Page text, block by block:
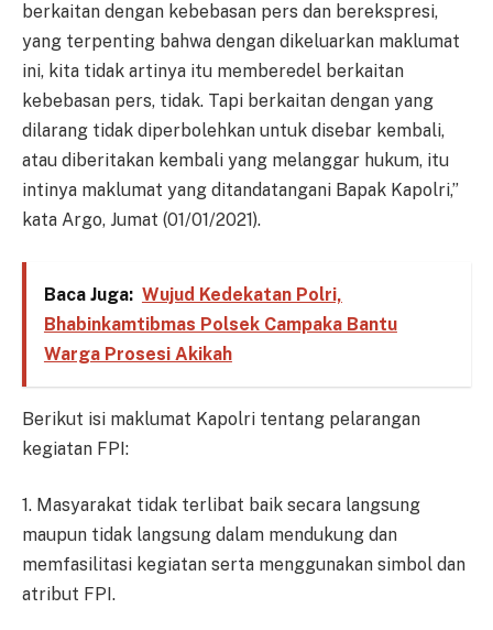
berkaitan dengan kebebasan pers dan berekspresi,
yang terpenting bahwa dengan dikeluarkan maklumat
ini, kita tidak artinya itu memberedel berkaitan
kebebasan pers, tidak. Tapi berkaitan dengan yang
dilarang tidak diperbolehkan untuk disebar kembali,
atau diberitakan kembali yang melanggar hukum, itu
intinya maklumat yang ditandatangani Bapak Kapolri,”
kata Argo, Jumat (01/01/2021).
Baca Juga: Wujud Kedekatan Polri,
Bhabinkamtibmas Polsek Campaka Bantu
Warga Prosesi Akikah
Berikut isi maklumat Kapolri tentang pelarangan
kegiatan FPI:
1. Masyarakat tidak terlibat baik secara langsung
maupun tidak langsung dalam mendukung dan
memfasilitasi kegiatan serta menggunakan simbol dan
atribut FPI.